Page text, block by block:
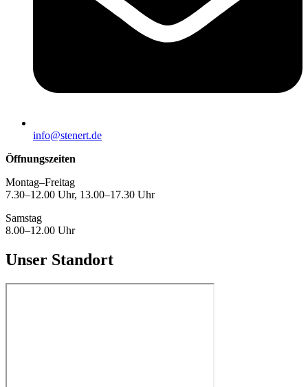
info@stenert.de
Öffnungszeiten
Montag–Freitag
7.30–12.00 Uhr, 13.00–17.30 Uhr
Samstag
8.00–12.00 Uhr
Unser Standort